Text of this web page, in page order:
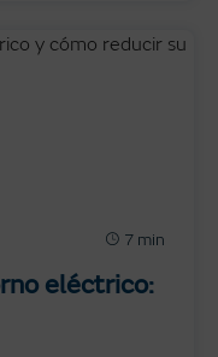
7 min
eléctrico: